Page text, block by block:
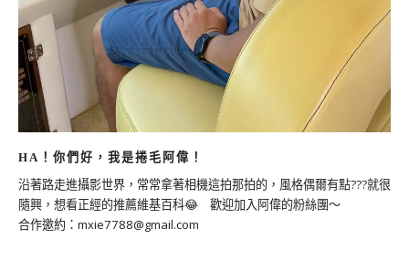
HA！你們好，我是捲毛阿偉！
沿著路走進攝影世界，常常拿著相機這拍那拍的，風格偶爾有點???就很
隨興，想看正經的推薦維基百科😂 歡迎加入阿偉的粉絲團～
合作邀約： mxie7788@gmail.com